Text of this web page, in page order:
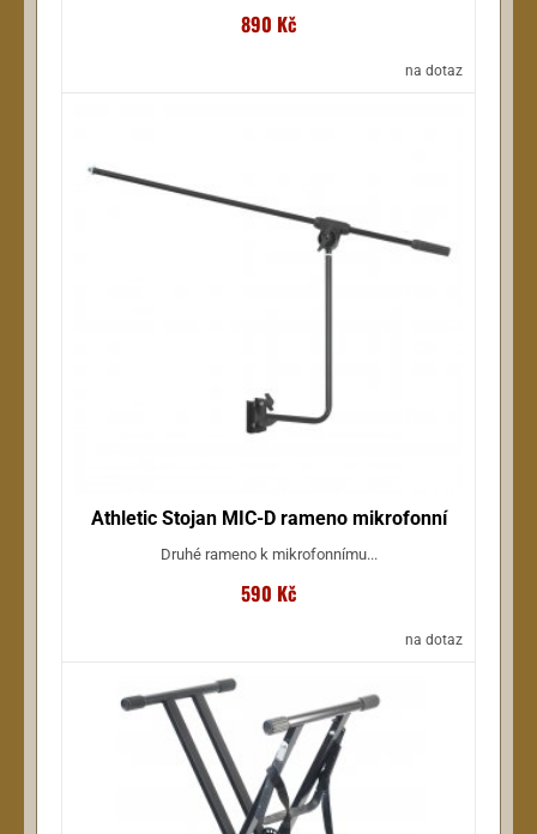
890 Kč
na dotaz
Athletic Stojan MIC-D rameno mikrofonní
Druhé rameno k mikrofonnímu...
590 Kč
na dotaz